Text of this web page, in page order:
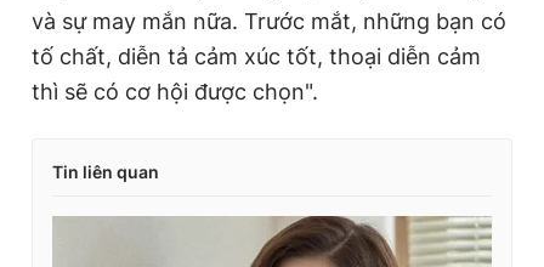
và sự may mắn nữa. Trước mắt, những bạn có
tố chất, diễn tả cảm xúc tốt, thoại diễn cảm
thì sẽ có cơ hội được chọn".
Tin liên quan